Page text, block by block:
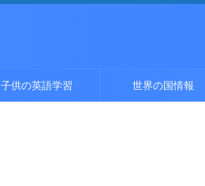
子供の英語学習 世界の国情報